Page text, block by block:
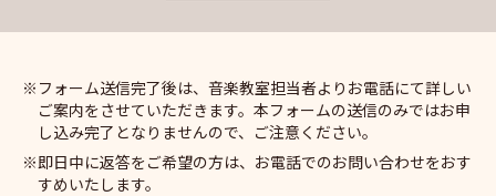
フォーム送信完了後は、音楽教室担当者よりお電話にて詳しい
ご案内をさせていただきます。本フォームの送信のみではお申
し込み完了となりませんので、ご注意ください。
即日中に返答をご希望の方は、お電話でのお問い合わせをおす
すめいたします。